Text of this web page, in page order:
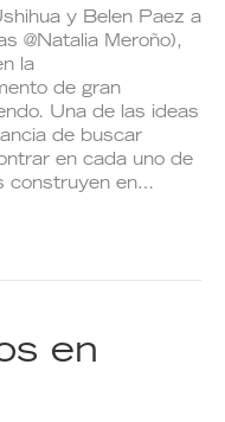
y Belen Paez a
@Natalia Meroño),
la
de gran
Una de las ideas
de buscar
en cada uno de
construyen en…
en